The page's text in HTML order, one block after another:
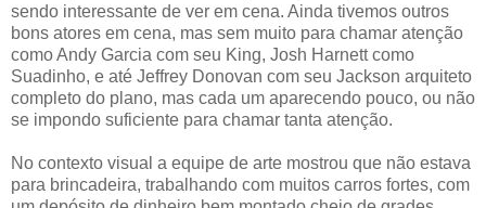
sendo interessante de ver em cena. Ainda tivemos outros
bons atores em cena, mas sem muito para chamar atenção
como Andy Garcia com seu King, Josh Harnett como
Suadinho, e até Jeffrey Donovan com seu Jackson arquiteto
completo do plano, mas cada um aparecendo pouco, ou não
se impondo suficiente para chamar tanta atenção.
No contexto visual a equipe de arte mostrou que não estava
para brincadeira, trabalhando com muitos carros fortes, com